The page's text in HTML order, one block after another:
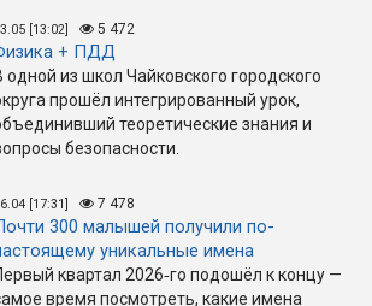
[13:02] 5 472
+ ПДД
одной из школ Чайковского городского
прошёл интегрированный урок,
теоретические знания и
безопасности.
[17:31] 7 478
300 малышей получили по-
уникальные имена
квартал 2026‑го подошёл к концу —
время посмотреть, какие имена